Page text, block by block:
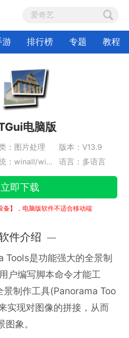
游 排行榜 专题 教程
电脑版
：图片处理
版本：V13.9
系统：winall/win7/win10/win11 语言：多语言
立即下载
】，电脑版软件不适合移动端
件介绍
是功能强大的全景制
户编写脚本命令才能工
景制作工具(Panorama Too
实现对图像的拼接，从而
象。